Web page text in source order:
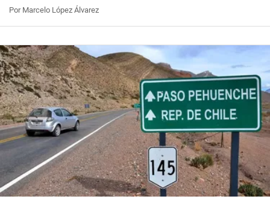
Por Marcelo López Álvarez